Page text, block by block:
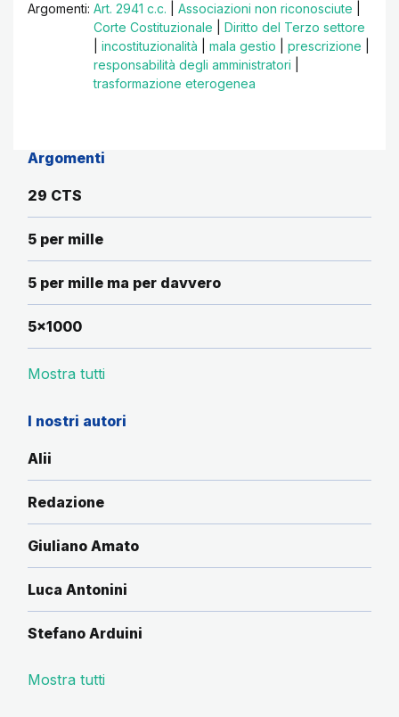
Argomenti: Art. 2941 c.c. Associazioni non riconosciute
Corte Costituzionale
Diritto del Terzo settore
incostituzionalità mala gestio prescrizione
responsabilità degli amministratori
trasformazione eterogenea
Argomenti
29 CTS
5 per mille
5 per mille ma per davvero
5x1000
Mostra tutti
I nostri autori
Alii
Redazione
Giuliano Amato
Luca Antonini
Stefano Arduini
Mostra tutti